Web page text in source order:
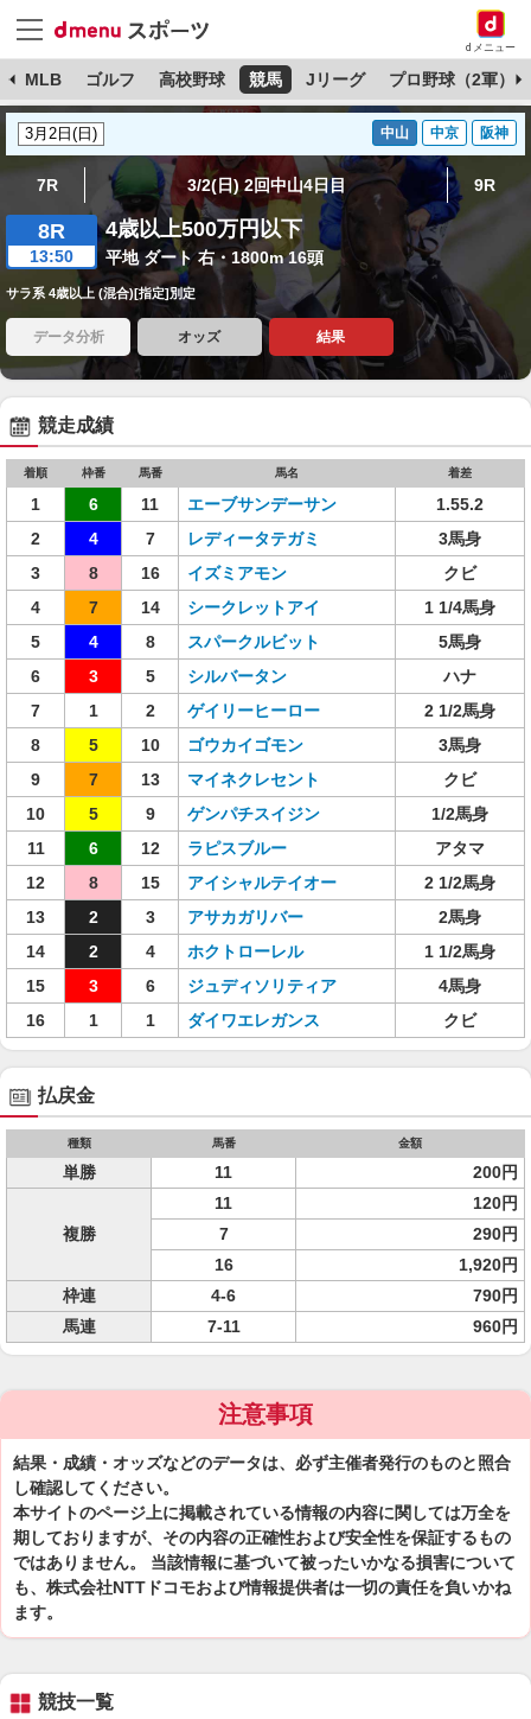
dメニュー
MLB ゴルフ 高校野球 競馬 Jリーグ プロ野球（2軍）
中山 中京 阪神
7R 3/2(日) 2回中山4日目 9R
8R
13:50
4歳以上500万円以下
平地 ダート 右・1800m 16頭
サラ系 4歳以上 (混合)[指定]別定
データ分析 オッズ 結果
競走成績
着順 枠番 馬番 馬名 着差
1 6 11 エーブサンデーサン
1.55.2
2
4 7 レディータテガミ
3馬身
3
8 16 イズミアモン
クビ
4
7 14 シークレットアイ
1 1/4馬身
5
4 8 スパークルビット
5馬身
6
3 5 シルバータン
ハナ
7
1 2 ゲイリーヒーロー
2 1/2馬身
8
5 10 ゴウカイゴモン
3馬身
9
7 13 マイネクレセント
クビ
10
5 9 ゲンパチスイジン
1/2馬身
11
6 12 ラピスブルー
アタマ
12
8 15 アイシャルテイオー
2 1/2馬身
13
2 3 アサカガリバー
2馬身
14
2 4 ホクトローレル
1 1/2馬身
15
3 6 ジュディソリティア
4馬身
16
1 1 ダイワエレガンス クビ
払戻金
種類 馬番 金額
単勝 11 200円
複勝
11
120円
7
290円
16
1,920円
枠連
4-6
790円
馬連
7-11 960円
注意事項
結果・成績・オッズなどのデータは、必ず主催者発行のものと照合
し確認してください。
本サイトのページ上に掲載されている情報の内容に関しては万全を
期しておりますが、その内容の正確性および安全性を保証するもの
ではありません。 当該情報に基づいて被ったいかなる損害について
も、株式会社NTTドコモおよび情報提供者は一切の責任を負いかね
ます。
競技一覧